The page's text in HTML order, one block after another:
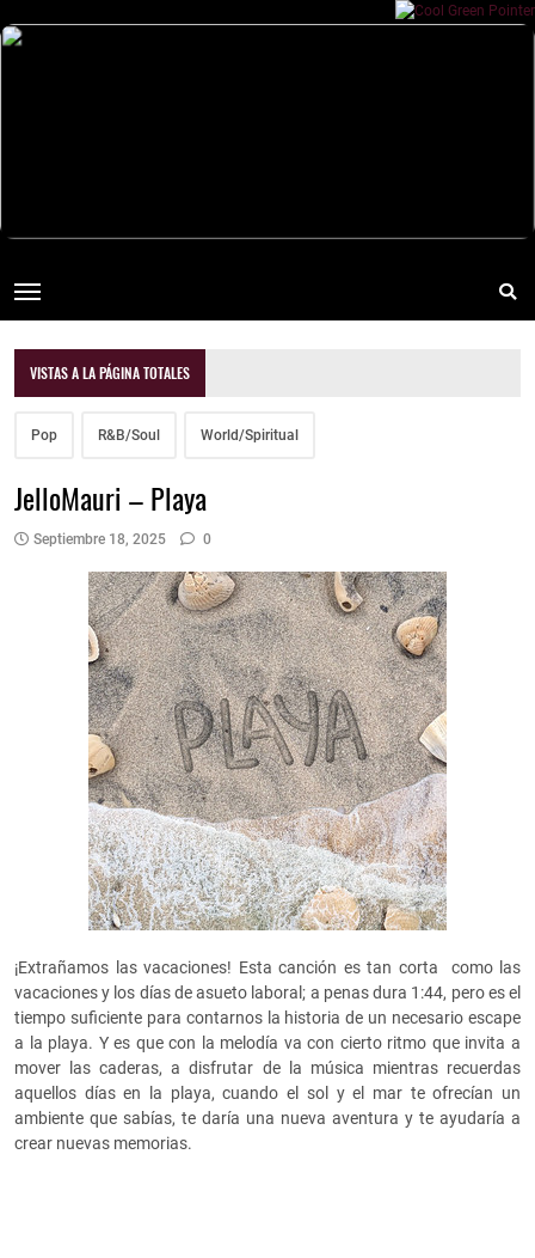
VISTAS A LA PÁGINA TOTALES
Pop R&B/Soul World/Spiritual
JelloMauri – Playa
Septiembre 18, 2025 0
¡Extrañamos las vacaciones! Esta canción es tan corta como las
vacaciones y los días de asueto laboral; a penas dura 1:44, pero es el
tiempo suficiente para contarnos la historia de un necesario escape
a la playa. Y es que con la melodía va con cierto ritmo que invita a
mover las caderas, a disfrutar de la música mientras recuerdas
aquellos días en la playa, cuando el sol y el mar te ofrecían un
ambiente que sabías, te daría una nueva aventura y te ayudaría a
crear nuevas memorias.